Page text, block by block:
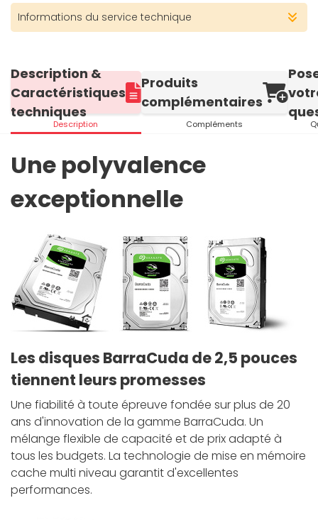
Informations du service technique
Description &
Caractéristiques
techniques
Description
Produits
complémentaires
Compléments
Une polyvalence
exceptionnelle
Les disques BarraCuda de 2,5 pouces
tiennent leurs promesses
Une fiabilité à toute épreuve fondée sur plus de 20
ans d'innovation de la gamme BarraCuda. Un
mélange flexible de capacité et de prix adapté à
tous les budgets. La technologie de mise en mémoire
cache multi niveau garantit d'excellentes
performances.